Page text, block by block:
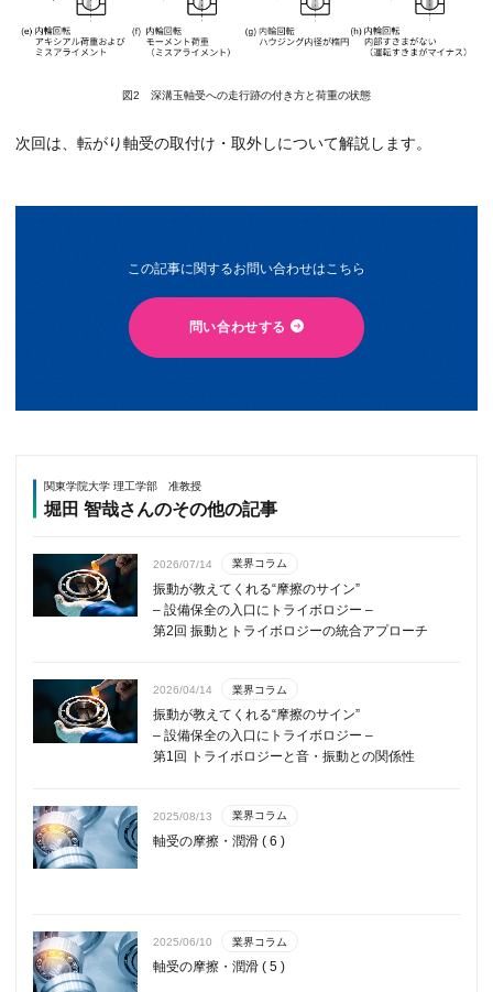
図2 深溝玉軸受への走行跡の付き方と荷重の状態
次回は、転がり軸受の取付け・取外しについて解説します。
この記事に関するお問い合わせはこちら
問い合わせする
関東学院大学 理工学部 准教授
堀田 智哉さんのその他の記事
2026/07/14 業界コラム
振動が教えてくれる“摩擦のサイン”
– 設備保全の入口にトライボロジー –
第2回 振動とトライボロジーの統合アプローチ
2026/04/14 業界コラム
振動が教えてくれる“摩擦のサイン”
– 設備保全の入口にトライボロジー –
第1回 トライボロジーと音・振動との関係性
2025/08/13 業界コラム
軸受の摩擦・潤滑 ( 6 )
2025/06/10 業界コラム
軸受の摩擦・潤滑 ( 5 )